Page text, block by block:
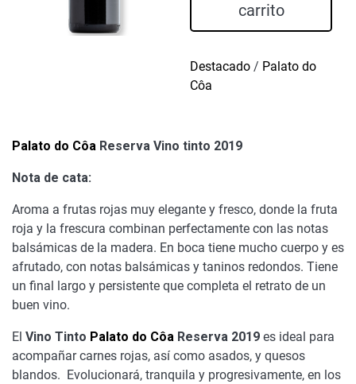
Reserva
tinto
2019
carrito
Destacado / Palato do
Côa
Palato do Côa Reserva Vino tinto 2019
Nota de cata:
Aroma a frutas rojas muy elegante y fresco, donde la fruta
roja y la frescura combinan perfectamente con las notas
balsámicas de la madera. En boca tiene mucho cuerpo y es
afrutado, con notas balsámicas y taninos redondos. Tiene
un final largo y persistente que completa el retrato de un
buen vino.
El Vino Tinto Palato do Côa Reserva 2019 es ideal para
acompañar carnes rojas, así como asados, y quesos
blandos. Evolucionará, tranquila y progresivamente, en los